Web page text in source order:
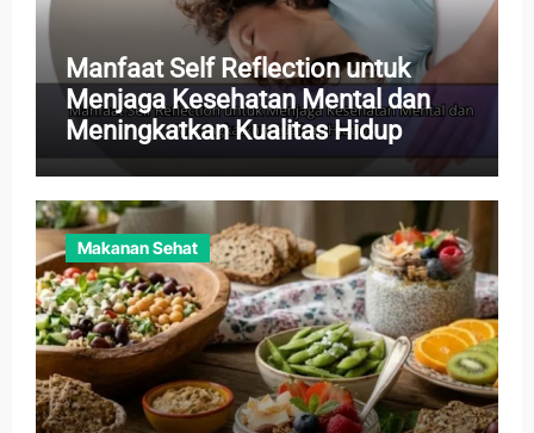
Manfaat Self Reflection untuk
Menjaga Kesehatan Mental dan
Meningkatkan Kualitas Hidup
Makanan Sehat